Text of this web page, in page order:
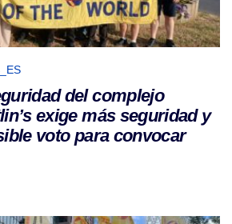
del complejo
exige más seguridad y
voto para convocar